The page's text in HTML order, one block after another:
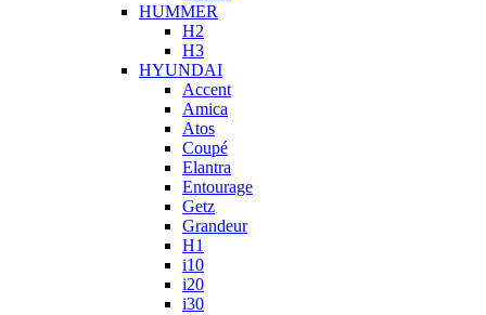
HUMMER
H2
H3
HYUNDAI
Accent
Amica
Atos
Coupé
Elantra
Entourage
Getz
Grandeur
H1
i10
i20
i30